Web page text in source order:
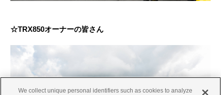
☆TRX850オーナーの皆さん
We collect unique personal identifiers such as cookies to analyze